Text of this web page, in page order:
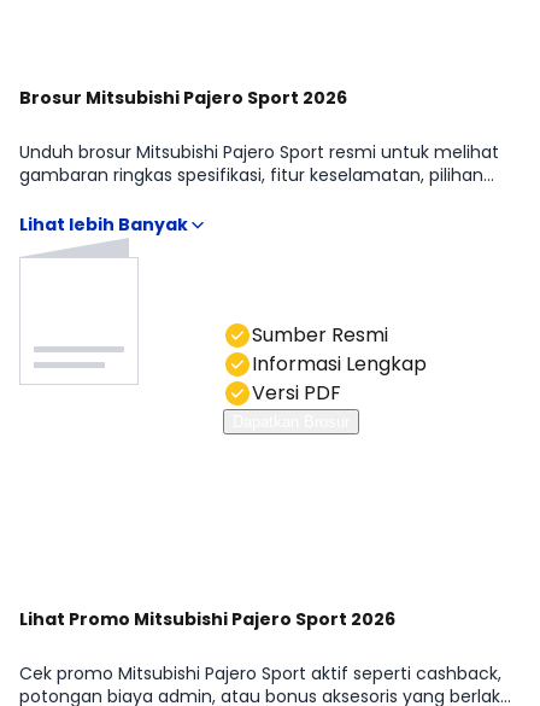
Brosur Mitsubishi Pajero Sport 2026
Unduh brosur Mitsubishi Pajero Sport resmi untuk melihat
gambaran ringkas spesifikasi, fitur keselamatan, pilihan
memahami perbedaan Mitsubishi Pajero Sport Dakar
Ultimate (2WD A/T), Mitsubishi Pajero Sport Dakar Ultimate
(4WD A/T), Mitsubishi Pajero Sport Dakar (2WD A/T),
M/T) tanpa menebak-nebak. Anda bisa hubungi kami di
kolom chat.
Sumber Resmi
Informasi Lengkap
Versi PDF
Lihat Promo Mitsubishi Pajero Sport 2026
Cek promo Mitsubishi Pajero Sport aktif seperti cashback,
potongan biaya admin, atau bonus aksesoris yang berlaku